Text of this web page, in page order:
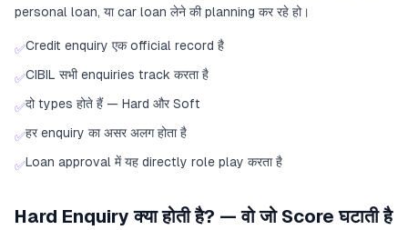
personal loan, या car loan लेने की planning कर रहे हो।
✅Credit enquiry एक official record है
✅CIBIL सभी enquiries track करता है
✅दो types होते हैं — Hard और Soft
✅हर enquiry का असर अलग होता है
✅Loan approval में यह directly role play करता है
Hard Enquiry क्या होती है? — वो जो Score घटाती है